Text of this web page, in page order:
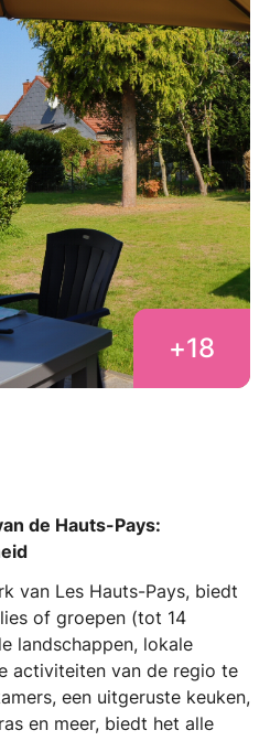
+18
de Hauts-Pays:
van Les Hauts-Pays, biedt
of groepen (tot 14
landschappen, lokale
activiteiten van de regio te
een uitgeruste keuken,
en meer, biedt het alle